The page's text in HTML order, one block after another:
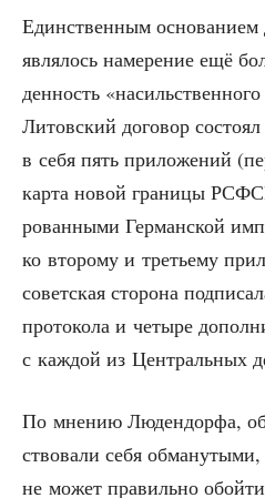
Един­ствен­ным осно­ва­ни­ем
явля­лось наме­ре­ние ещё
ден­ность
Литов­ский дого­вор
в себя пять при­ло­же­ний
кар­та новой гра­ни­цы
ро­ван­ны­ми Гер­ман­ской
ко вто­ро­му и тре­тье­му
совет­ская сто­ро­на
про­то­ко­ла и четы­ре
с каж­дой из Цен­траль­ных
По мне­нию Люден­дор­фа,
ство­ва­ли себя
не может пра­виль­но